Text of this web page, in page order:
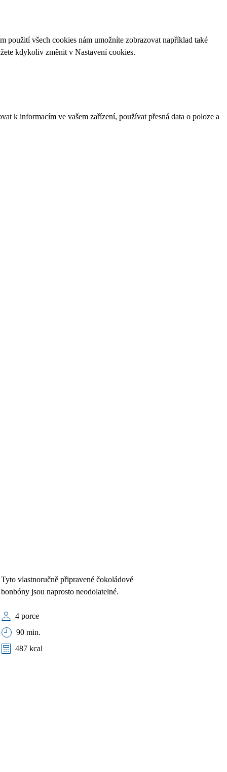
použití všech cookies nám umožníte zobrazovat například také
kdykoliv změnit v Nastavení cookies.
k informacím ve vašem zařízení, používat přesná data o poloze a
Tyto vlastnoručně připravené čokoládové
bonbóny jsou naprosto neodolatelné.
4 porce
90 min.
487 kcal